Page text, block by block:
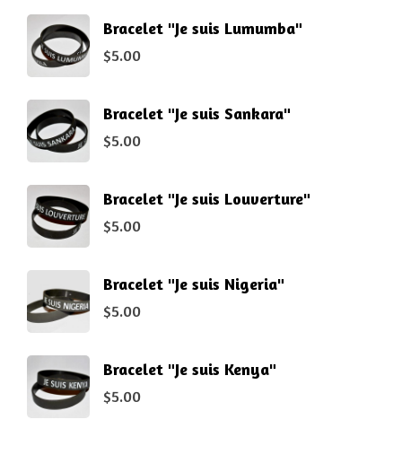
Bracelet "Je suis Lumumba"
$5.00
Bracelet "Je suis Sankara"
$5.00
Bracelet "Je suis Louverture"
$5.00
Bracelet "Je suis Nigeria"
$5.00
Bracelet "Je suis Kenya"
$5.00